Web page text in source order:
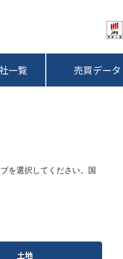
一覧 売買データ
を選択してください。国
土地